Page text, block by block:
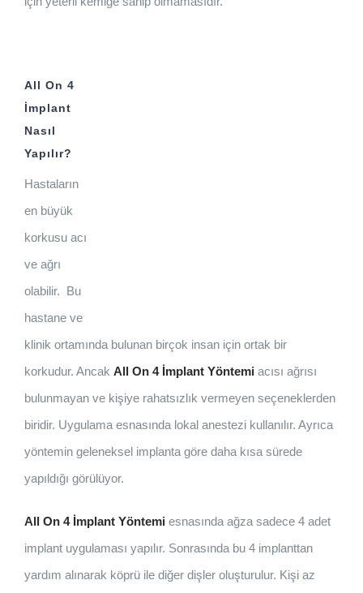
All On 4
İmplant
Nasıl
Yapılır?
Hastaların
en büyük
korkusu acı
ve ağrı
olabilir. Bu
hastane ve
klinik ortamında bulunan birçok insan için ortak bir
korkudur. Ancak All On 4 İmplant Yöntemi acısı ağrısı
bulunmayan ve kişiye rahatsızlık vermeyen seçeneklerden
biridir. Uygulama esnasında lokal anestezi kullanılır. Ayrıca
yöntemin geleneksel implanta göre daha kısa sürede
yapıldığı görülüyor.
All On 4 İmplant Yöntemi esnasında ağza sadece 4 adet
implant uygulaması yapılır. Sonrasında bu 4 implanttan
yardım alınarak köprü ile diğer dişler oluşturulur. Kişi az